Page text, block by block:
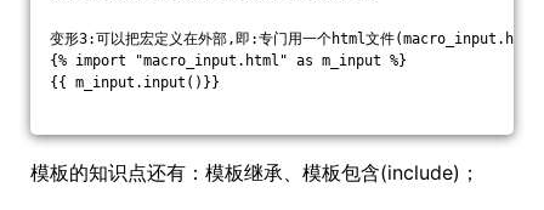
变形3:可以把宏定义在外部,即:专门用一个html文件
{% import "macro_input.html" as m_input %}
{{ m_input.input()}}
模板的知识点还有：模板继承、模板包含(include)；